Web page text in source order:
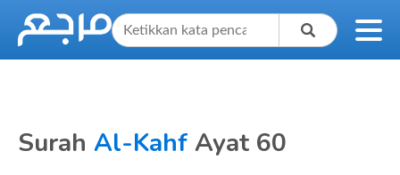
Surah Al-KahfAyat 60